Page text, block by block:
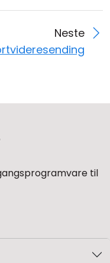
Neste
til